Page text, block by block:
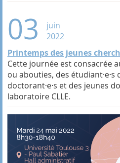
03
juin
2022
Printemps des jeunes
Cette journée est consacrée
ou abouties, des étudiant·e·s
doctorant·e·s et des jeunes
laboratoire CLLE.